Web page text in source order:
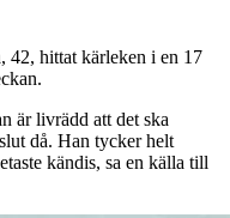
42, hittat kärleken i en 17
är livrädd att det ska
då. Han tycker helt
kändis, sa en källa till